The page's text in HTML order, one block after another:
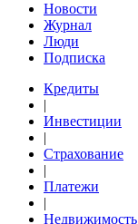
Новости
Журнал
Люди
Подписка
Кредиты
|
Инвестиции
|
Страхование
|
Платежи
|
Недвижимость